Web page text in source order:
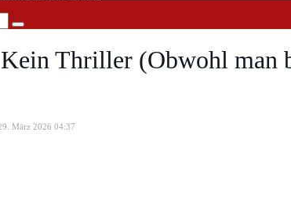
Thriller (Obwohl man
März 2026 04:37